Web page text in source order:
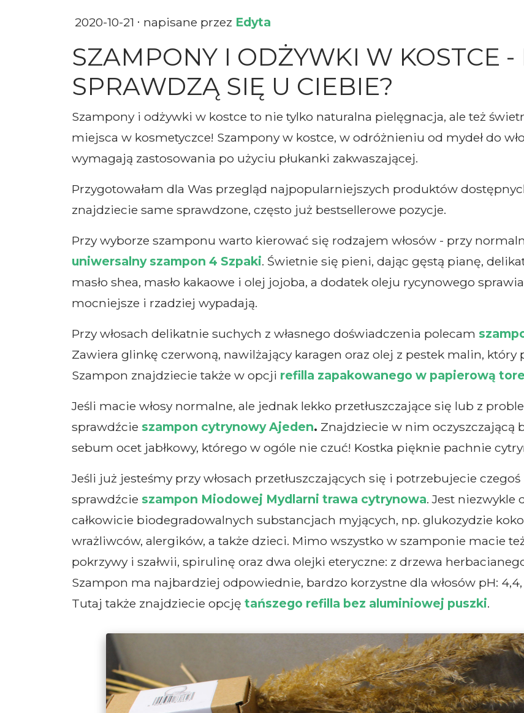
2020-10-21 napisane przez Edyta
SZAMPONY I ODŻYWKI W KOSTCE -
SPRAWDZĄ SIĘ U CIEBIE?
Szampony i odżywki w kostce to nie tylko naturalna pielęgnacja, ale też
miejsca w kosmetyczce! Szampony w kostce, w odróżnieniu od mydeł do
wymagają zastosowania po użyciu płukanki zakwaszającej.
Przygotowałam dla Was przegląd najpopularniejszych produktów
znajdziecie same sprawdzone, często już bestsellerowe pozycje.
Przy wyborze szamponu warto kierować się rodzajem włosów - przy
uniwersalny szampon 4 Szpaki. Świetnie się pieni, dając gęstą pianę,
masło shea, masło kakaowe i olej jojoba, a dodatek oleju rycynowego
mocniejsze i rzadziej wypadają.
Przy włosach delikatnie suchych z własnego doświadczenia polecam
Zawiera glinkę czerwoną, nawilżający karagen oraz olej z pestek malin, który
Szampon znajdziecie także w opcji refilla zapakowanego w papierową
Jeśli macie włosy normalne, ale jednak lekko przetłuszczające się lub z
sprawdźcie szampon cytrynowy Ajeden. Znajdziecie w nim oczyszczającą
sebum ocet jabłkowy, którego w ogóle nie czuć! Kostka pięknie pachnie
Jeśli już jesteśmy przy włosach przetłuszczających się i potrzebujecie
sprawdźcie szampon Miodowej Mydlarni trawa cytrynowa. Jest niezwykle
całkowicie biodegradowalnych substancjach myjących, np. glukozydzie
wrażliwców, alergików, a także dzieci. Mimo wszystko w szamponie macie
pokrzywy i szałwii, spirulinę oraz dwa olejki eteryczne: z drzewa
Szampon ma najbardziej odpowiednie, bardzo korzystne dla włosów pH:
Tutaj także znajdziecie opcję tańszego refilla bez aluminiowej puszki.